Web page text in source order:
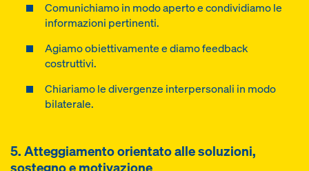
Comunichiamo in modo aperto e condividiamo le
informazioni pertinenti.
Agiamo obiettivamente e diamo feedback
costruttivi.
Chiariamo le divergenze interpersonali in modo
bilaterale.
5. Atteggiamento orientato alle soluzioni,
sostegno e motivazione